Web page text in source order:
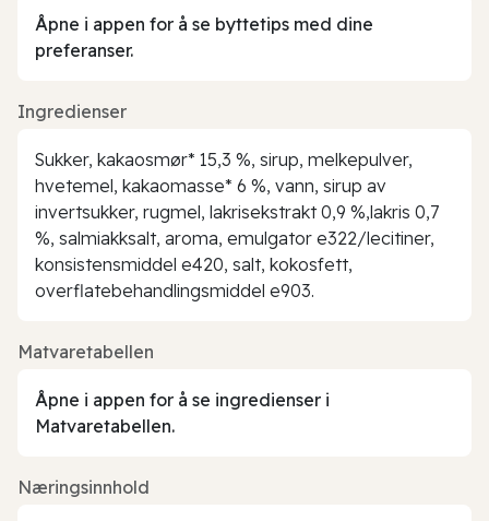
Åpne i appen for å se byttetips med dine
preferanser.
Ingredienser
Sukker, kakaosmør* 15,3 %, sirup, melkepulver,
hvetemel, kakaomasse* 6 %, vann, sirup av
invertsukker, rugmel, lakrisekstrakt 0,9 %,lakris 0,7
%, salmiakksalt, aroma, emulgator e322/lecitiner,
konsistensmiddel e420, salt, kokosfett,
overflatebehandlingsmiddel e903.
Matvaretabellen
Åpne i appen for å se ingredienser i
Matvaretabellen.
Næringsinnhold